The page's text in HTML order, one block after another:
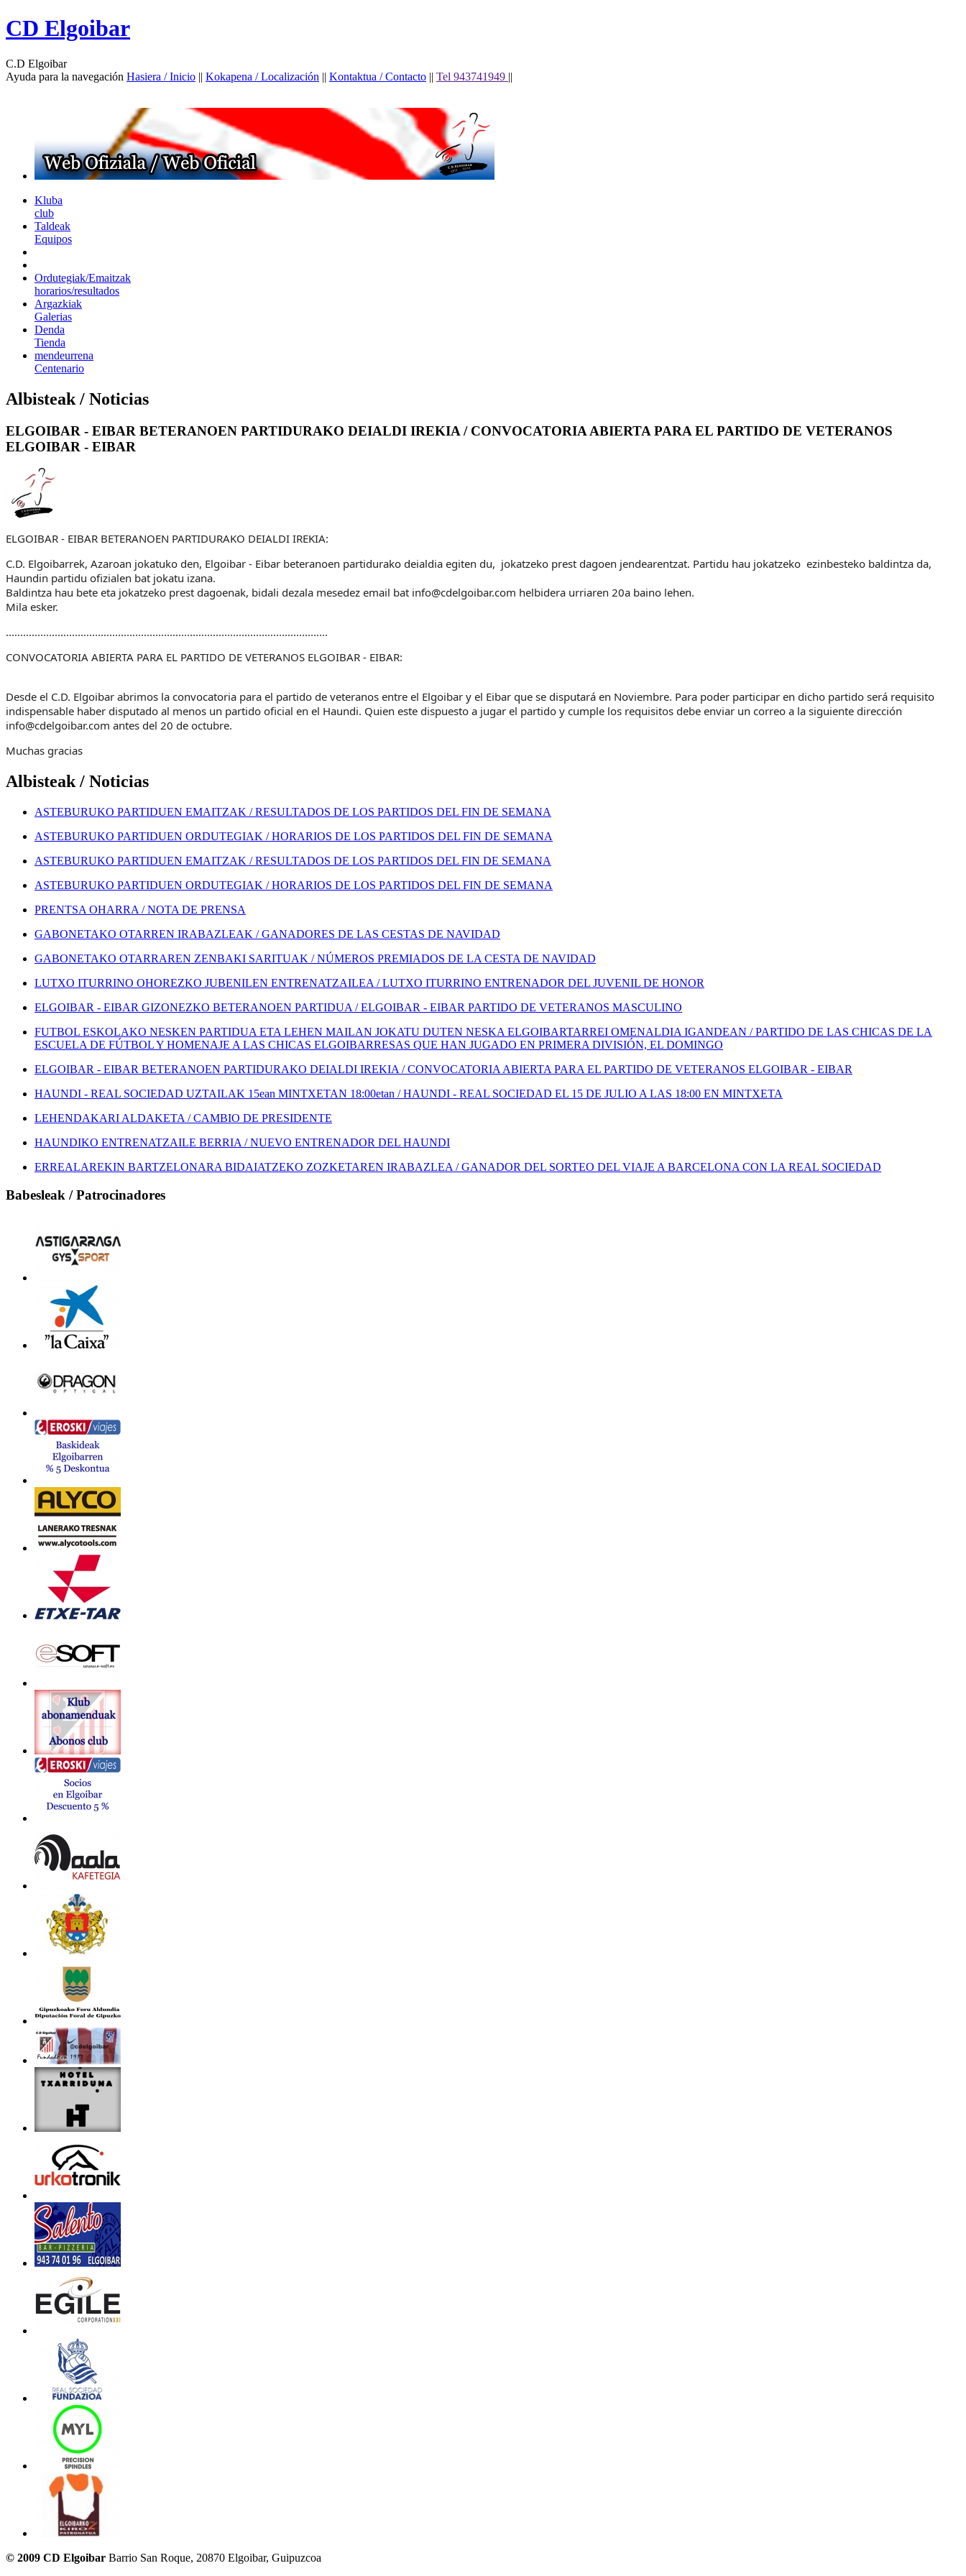
CD Elgoibar
C.D Elgoibar
Ayuda para la navegación Hasiera / Inicio || Kokapena / Localización || Kontaktua / Contacto || Tel 943741949 ||
Kluba
club
Taldeak
Equipos
Ordutegiak/Emaitzak
horarios/resultados
Argazkiak
Galerias
Denda
Tienda
mendeurrena
Centenario
Albisteak / Noticias
ELGOIBAR - EIBAR BETERANOEN PARTIDURAKO DEIALDI IREKIA / CONVOCATORIA ABIERTA PARA EL PARTIDO DE VETERANOS
ELGOIBAR - EIBAR
ELGOIBAR - EIBAR BETERANOEN PARTIDURAKO DEIALDI IREKIA:
C.D. Elgoibarrek, Azaroan jokatuko den, Elgoibar - Eibar beteranoen partidurako deialdia egiten du, jokatzeko prest dagoen jendearentzat. Partidu hau jokatzeko ezinbesteko baldintza da,
Haundin partidu ofizialen bat jokatu izana.
Baldintza hau bete eta jokatzeko prest dagoenak, bidali dezala mesedez email bat info@cdelgoibar.com helbidera urriaren 20a baino lehen.
Mila esker.
................................................................................................................
CONVOCATORIA ABIERTA PARA EL PARTIDO DE VETERANOS ELGOIBAR - EIBAR:
Desde el C.D. Elgoibar abrimos la convocatoria para el partido de veteranos entre el Elgoibar y el Eibar que se disputará en Noviembre. Para poder participar en dicho partido será requisito
indispensable haber disputado al menos un partido oficial en el Haundi. Quien este dispuesto a jugar el partido y cumple los requisitos debe enviar un correo a la siguiente dirección
info@cdelgoibar.com antes del 20 de octubre.
Muchas gracias
Albisteak / Noticias
ASTEBURUKO PARTIDUEN EMAITZAK / RESULTADOS DE LOS PARTIDOS DEL FIN DE SEMANA
ASTEBURUKO PARTIDUEN ORDUTEGIAK / HORARIOS DE LOS PARTIDOS DEL FIN DE SEMANA
ASTEBURUKO PARTIDUEN EMAITZAK / RESULTADOS DE LOS PARTIDOS DEL FIN DE SEMANA
ASTEBURUKO PARTIDUEN ORDUTEGIAK / HORARIOS DE LOS PARTIDOS DEL FIN DE SEMANA
PRENTSA OHARRA / NOTA DE PRENSA
GABONETAKO OTARREN IRABAZLEAK / GANADORES DE LAS CESTAS DE NAVIDAD
GABONETAKO OTARRAREN ZENBAKI SARITUAK / NÚMEROS PREMIADOS DE LA CESTA DE NAVIDAD
LUTXO ITURRINO OHOREZKO JUBENILEN ENTRENATZAILEA / LUTXO ITURRINO ENTRENADOR DEL JUVENIL DE HONOR
ELGOIBAR - EIBAR GIZONEZKO BETERANOEN PARTIDUA / ELGOIBAR - EIBAR PARTIDO DE VETERANOS MASCULINO
FUTBOL ESKOLAKO NESKEN PARTIDUA ETA LEHEN MAILAN JOKATU DUTEN NESKA ELGOIBARTARREI OMENALDIA IGANDEAN / PARTIDO DE LAS CHICAS DE LA
ESCUELA DE FÚTBOL Y HOMENAJE A LAS CHICAS ELGOIBARRESAS QUE HAN JUGADO EN PRIMERA DIVISIÓN, EL DOMINGO
ELGOIBAR - EIBAR BETERANOEN PARTIDURAKO DEIALDI IREKIA / CONVOCATORIA ABIERTA PARA EL PARTIDO DE VETERANOS ELGOIBAR - EIBAR
HAUNDI - REAL SOCIEDAD UZTAILAK 15ean MINTXETAN 18:00etan / HAUNDI - REAL SOCIEDAD EL 15 DE JULIO A LAS 18:00 EN MINTXETA
LEHENDAKARI ALDAKETA / CAMBIO DE PRESIDENTE
HAUNDIKO ENTRENATZAILE BERRIA / NUEVO ENTRENADOR DEL HAUNDI
ERREALAREKIN BARTZELONARA BIDAIATZEKO ZOZKETAREN IRABAZLEA / GANADOR DEL SORTEO DEL VIAJE A BARCELONA CON LA REAL SOCIEDAD
Babesleak / Patrocinadores
© 2009 CD Elgoibar Barrio San Roque, 20870 Elgoibar, Guipuzcoa